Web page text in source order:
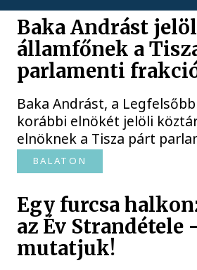
Baka Andrást
államfőnek a
parlamenti
Baka Andrást, a
korábbi elnökét jelöli
elnöknek a Tisza párt
BALATON
Egy furcsa
az Év Strandétele -
mutatjuk!